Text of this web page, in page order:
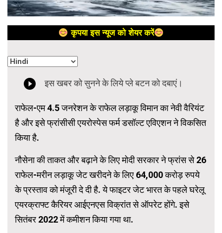
कृपया इस न्यूज को शेयर करें
राफेल-एम 4.5 जनरेशन के राफेल लड़ाकू विमान का नेवी वैरियंट
है और इसे फ्रांसीसी एयरोस्पेस फर्म डसॉल्ट एविएशन ने विकसित
किया है.
नौसेना की ताकत और बढ़ाने के लिए मोदी सरकार ने फ्रांस से 26
राफेल-मरीन लड़ाकू जेट खरीदने के लिए 64,000 करोड़ रुपये
के प्रस्ताव को मंजूरी दे दी है. ये फाइटर जेट भारत के पहले घरेलू
एयरक्राफ्ट कैरियर आईएनएस विक्रांत से ऑपरेट होंगे. इसे
सितंबर 2022 में कमीशन किया गया था.